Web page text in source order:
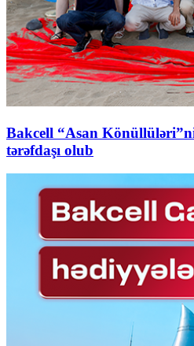
Bakcell “Asan
tərəfdaşı olub